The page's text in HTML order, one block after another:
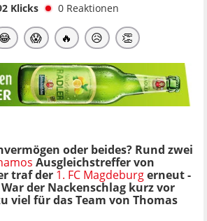
Klicks 0 Reaktionen
😱 🔥 😥 👏
oder beides? Rund zwei
Ausgleichstreffer von
traf der 1. FC Magdeburgerneut -
War der Nackenschlag kurz vor
viel für das Team von Thomas